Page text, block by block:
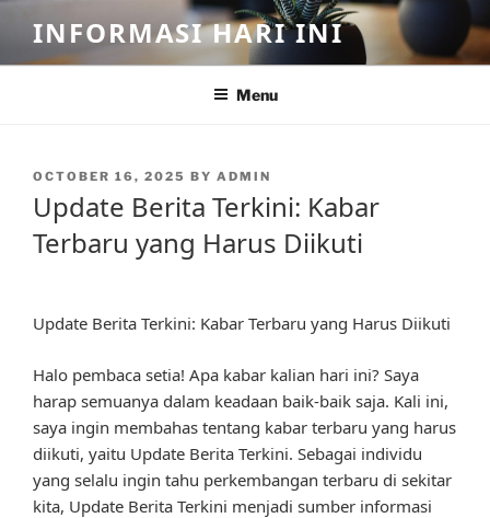
content
INFORMASI HARI INI
Menu
POSTED
OCTOBER 16, 2025 BY ADMIN
Update Berita Terkini: Kabar
Terbaru yang Harus Diikuti
Update Berita Terkini: Kabar Terbaru yang Harus Diikuti
Halo pembaca setia! Apa kabar kalian hari ini? Saya
harap semuanya dalam keadaan baik-baik saja. Kali ini,
saya ingin membahas tentang kabar terbaru yang harus
diikuti, yaitu Update Berita Terkini. Sebagai individu
yang selalu ingin tahu perkembangan terbaru di sekitar
kita, Update Berita Terkini menjadi sumber informasi